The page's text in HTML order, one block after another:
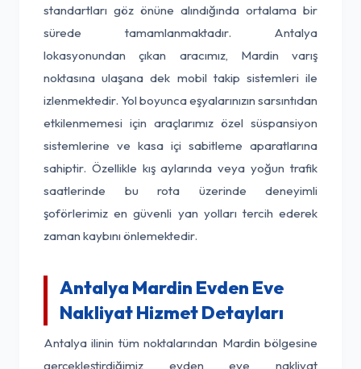
standartları göz önüne alındığında ortalama bir
sürede tamamlanmaktadır. Antalya
lokasyonundan çıkan aracımız, Mardin varış
noktasına ulaşana dek mobil takip sistemleri ile
izlenmektedir. Yol boyunca eşyalarınızın sarsıntıdan
etkilenmemesi için araçlarımız özel süspansiyon
sistemlerine ve kasa içi sabitleme aparatlarına
sahiptir. Özellikle kış aylarında veya yoğun trafik
saatlerinde bu rota üzerinde deneyimli
şoförlerimiz en güvenli yan yolları tercih ederek
zaman kaybını önlemektedir.
Antalya Mardin Evden Eve
Nakliyat Hizmet Detayları
Antalya ilinin tüm noktalarından Mardin bölgesine
gerçekleştirdiğimiz evden eve nakliyat